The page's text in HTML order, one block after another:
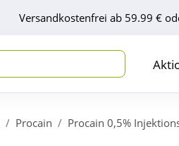
Versandkostenfrei ab 59.99 €
Procain Procain 0,5%